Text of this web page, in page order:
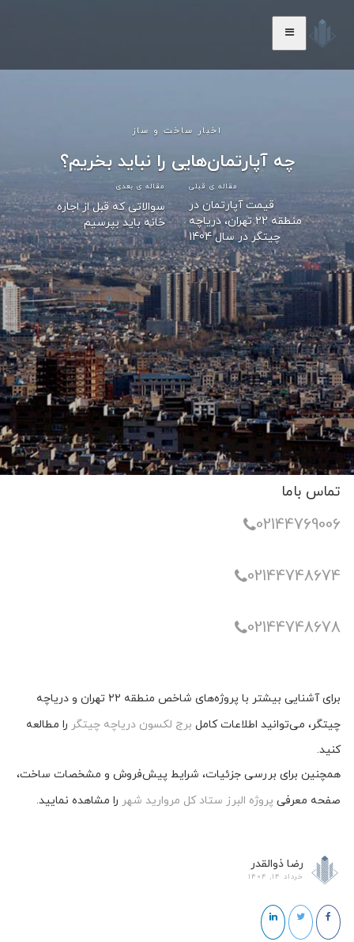
اخبار ساخت و ساز
چه آپارتمان‌هایی را نباید بخریم؟
مقاله ی قبلی
قیمت آپارتمان در
منطقه 22 تهران، دریاچه
چیتگر در سال 1404
مقاله ی بعدی
سوالاتی که قبل از اجاره
خانه باید بپرسیم
تماس باما
02144769006
02144748674
02144748678
برای آشنایی بیشتر با پروژه‌های شاخص منطقه ۲۲ تهران و دریاچه
چیتگر، می‌توانید اطلاعات کاملبرج لکسون دریاچه چیتگررا مطالعه
کنید.
همچنین برای بررسی جزئیات، شرایط پیش‌فروش و مشخصات ساخت،
صفحه معرفیپروژه البرز ستاد کل مروارید شهررا مشاهده نمایید.
رضا ذوالقدر
خرداد 14, 1404